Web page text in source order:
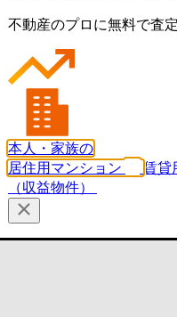
不動産のプロに無料で査
本人・家族の
居住用マンション
賃貸
（収益物件）